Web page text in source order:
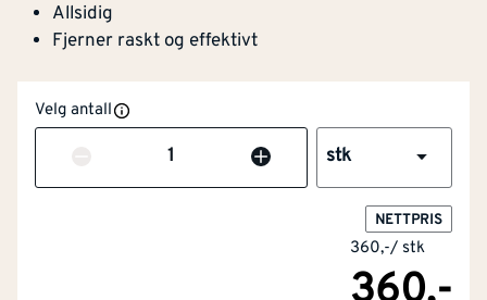
Allsidig
Fjerner raskt og effektivt
Velg antall
Antall stk
NETTPRIS
360,-/ stk